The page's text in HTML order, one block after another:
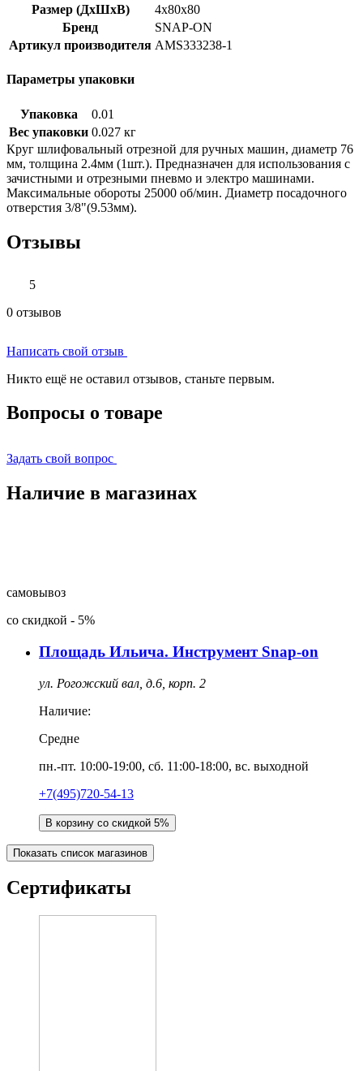
Размер (ДхШхВ)
4x80x80
Бренд
SNAP-ON
Артикул производителя AMS333238-1
Параметры упаковки
Упаковка
0.01
Вес упаковки 0.027 кг
Круг шлифовальный отрезной для ручных машин, диаметр 76
мм, толщина 2.4мм (1шт.). Предназначен для использования с
зачистными и отрезными пневмо и электро машинами.
Максимальные обороты 25000 об/мин. Диаметр посадочного
отверстия 3/8"(9.53мм).
Отзывы
5
0 отзывов
Написать свой отзыв
Никто ещё не оставил отзывов, станьте первым.
Вопросы о товаре
Задать свой вопрос
Наличие в магазинах
самовывоз
со скидкой - 5%
Площадь Ильича. Инструмент Snap-on
ул. Рогожский вал, д.6, корп. 2
Наличие:
Средне
пн.-пт. 10:00-19:00, сб. 11:00-18:00, вс. выходной
+7(495)720-54-13
В корзину со скидкой 5%
Показать список магазинов
Сертификаты